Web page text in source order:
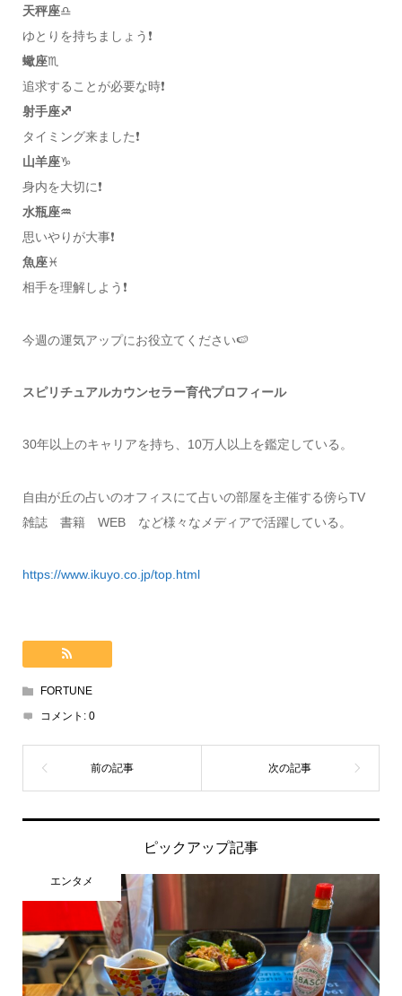
天秤座♎️
ゆとりを持ちましょう❗️
蠍座♏️
追求することが必要な時❗️
射手座♐️
タイミング来ました❗️
山羊座♑️
身内を大切に❗️
水瓶座♒️
思いやりが大事❗️
魚座♓️
相手を理解しよう❗️
今週の運気アップにお役立てください🍉
スピリチュアルカウンセラー育代プロフィール
30年以上のキャリアを持ち、10万人以上を鑑定している。
自由が丘の占いのオフィスにて占いの部屋を主催する傍らTV
雑誌 書籍 WEB など様々なメディアで活躍している。
https://www.ikuyo.co.jp/top.html
FORTUNE
コメント: 0
ピックアップ記事
エンタメ